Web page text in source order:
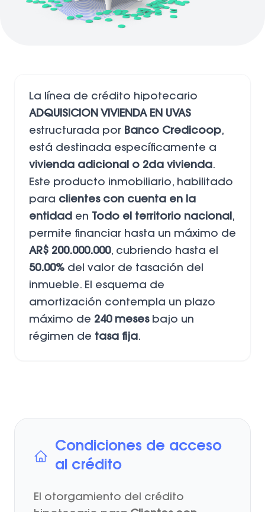
La línea de crédito hipotecario
ADQUISICION VIVIENDA EN UVAS
estructurada por Banco Credicoop,
está destinada específicamente a
vivienda adicional o 2da vivienda.
Este producto inmobiliario, habilitado
para clientes con cuenta en la
entidad en Todo el territorio nacional ,
permite financiar hasta un máximo de
AR$ 200.000.000, cubriendo hasta el
50.00% del valor de tasación del
inmueble. El esquema de
amortización contempla un plazo
máximo de 240 mesesbajo un
régimen de tasa fija.
Condiciones de acceso
al crédito
El otorgamiento del crédito